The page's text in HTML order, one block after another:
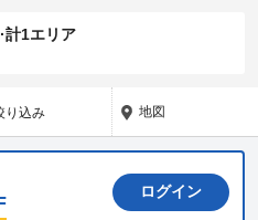
計1エリア
り込み 地図
ログイン